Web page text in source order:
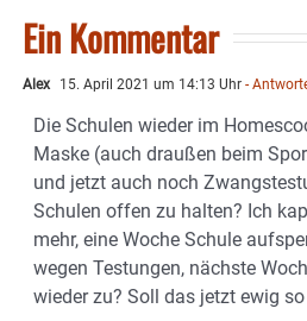
Ein Kommentar
Alex 15. April 2021 um 14:13 Uhr -
Die Schulen wieder im
Maske (auch draußen beim
und jetzt auch noch
Schulen offen zu halten? Ich
mehr, eine Woche Schule
wegen Testungen, nächste
wieder zu? Soll das jetzt ewig